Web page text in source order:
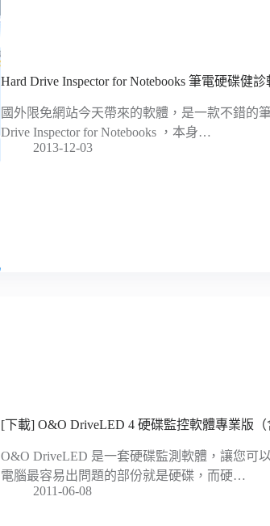
Hard Drive Inspector for Notebooks 筆電硬碟健
國外限免網站今天帶來的軟體，是一款不錯的
Drive Inspector for Notebooks ，本身…
2013-12-03
[下載] O&O DriveLED 4 硬碟監控軟體專業版（
O&O DriveLED 是一套硬碟監測軟體，讓您可
電腦最容易出問題的部份就是硬碟，而硬…
2011-06-08